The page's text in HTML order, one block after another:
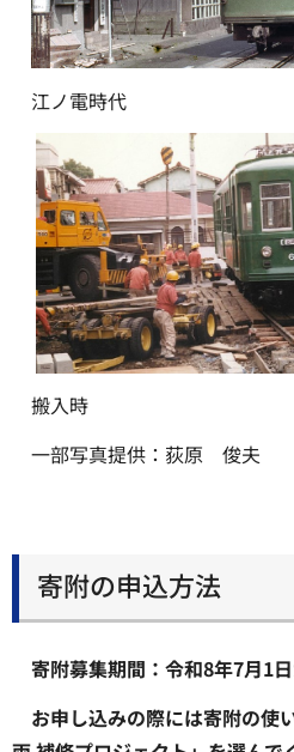
江ノ電時代
搬入時
一部写真提供：荻原 俊夫
寄附の申込方法
寄附募集期間：令和8年7月1
お申し込みの際には寄附の使